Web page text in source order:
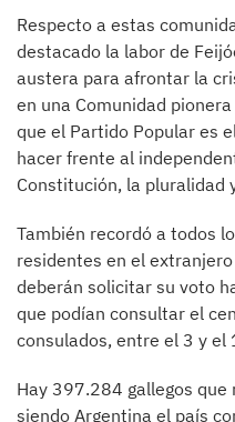
Respecto a estas
destacado la labor de
austera para afrontar la
en una Comunidad
que el Partido Popular es
hacer frente al
Constitución, la pluralidad
También recordó a todos
residentes en el
deberán solicitar su voto
que podían consultar el
consulados, entre el 3 y el
Hay 397.284 gallegos que
siendo Argentina el país